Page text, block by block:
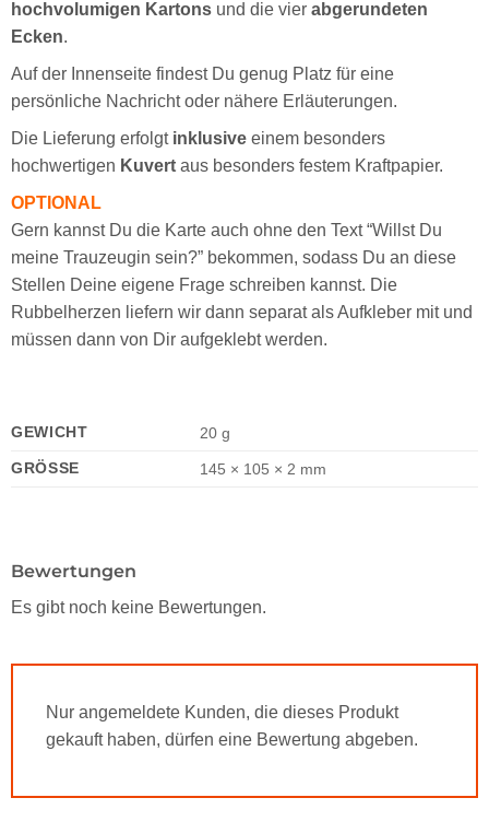
hochvolumigen Kartonsund die vier abgerundeten
Ecken.
Auf der Innenseite findest Du genug Platz für eine
persönliche Nachricht oder nähere Erläuterungen.
Die Lieferung erfolgt inklusiveeinem besonders
hochwertigen Kuvertaus besonders festem Kraftpapier.
OPTIONAL
Gern kannst Du die Karte auch ohne den Text “Willst Du
meine Trauzeugin sein?” bekommen, sodass Du an diese
Stellen Deine eigene Frage schreiben kannst. Die
Rubbelherzen liefern wir dann separat als Aufkleber mit und
müssen dann von Dir aufgeklebt werden.
GEWICHT
20 g
GRÖSSE
145 × 105 × 2 mm
Bewertungen
Es gibt noch keine Bewertungen.
Nur angemeldete Kunden, die dieses Produkt
gekauft haben, dürfen eine Bewertung abgeben.